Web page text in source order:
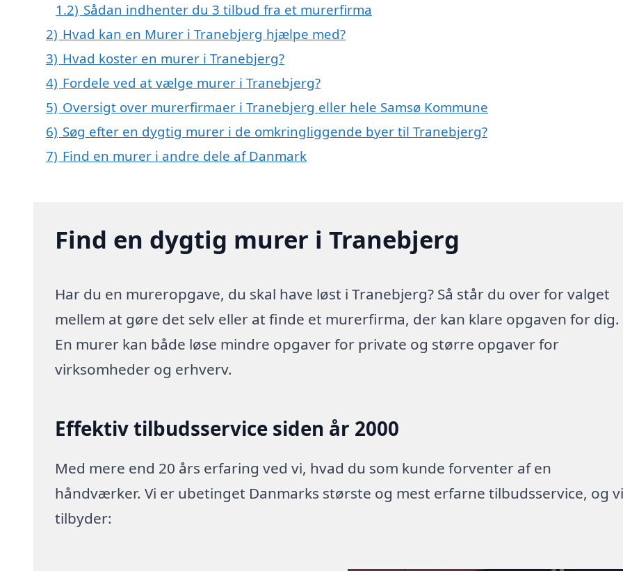
1.2) Sådan indhenter du 3 tilbud fra et murerfirma
2) Hvad kan en Murer i Tranebjerg hjælpe med?
3) Hvad koster en murer i Tranebjerg?
4) Fordele ved at vælge murer i Tranebjerg?
5) Oversigt over murerfirmaer i Tranebjerg eller hele Samsø Kommune
6) Søg efter en dygtig murer i de omkringliggende byer til Tranebjerg?
7) Find en murer i andre dele af Danmark
Find en dygtig murer i Tranebjerg
Har du en mureropgave, du skal have løst i Tranebjerg? Så står du over for valget
mellem at gøre det selv eller at finde et murerfirma, der kan klare opgaven for dig.
En murer kan både løse mindre opgaver for private og større opgaver for
virksomheder og erhverv.
Effektiv tilbudsservice siden år 2000
Med mere end 20 års erfaring ved vi, hvad du som kunde forventer af en
håndværker. Vi er ubetinget Danmarks største og mest erfarne tilbudsservice, og
tilbyder: